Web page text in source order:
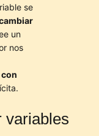
se
un
nos
variables